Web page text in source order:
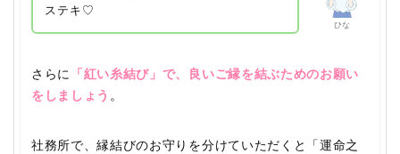
ひな
ステキ♡
さらに 「紅い糸結び」で、良いご縁を結ぶためのお願い
をしましょう 。
社務所で、縁結びのお守りを分けていただくと「運命之